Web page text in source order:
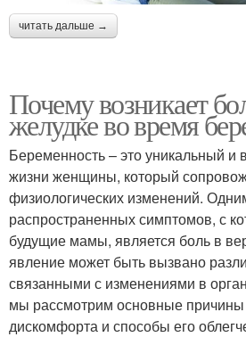
читать дальше →
Почему возникает
желудке во время
Беременность – это уникальный и
жизни женщины, который
физиологических изменений.
распространенных симптомов, с
будущие мамы, является боль в
явление может быть вызвано
связанными с изменениями в
мы рассмотрим основные причины
дискомфорта и способы его